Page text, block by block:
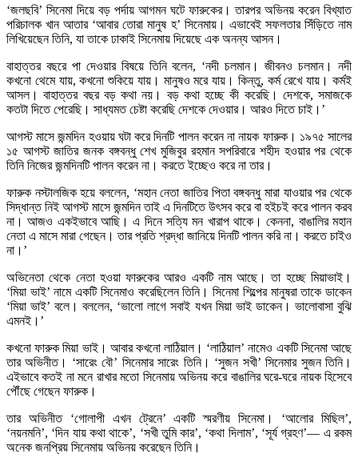
‘জলছবি’ সিনেমা দিয়ে বড় পর্দায় আগমন ঘটে ফারুকের। তারপর অভিনয় করেন বিখ্যাত
পরিচালক খান আতার ‘আবার তোরা মানুষ হ’ সিনেমায়। এভাবেই সফলতার সিঁড়িতে নাম
লিখিয়েছেন তিনি, যা তাকে ঢাকাই সিনেমায় দিয়েছে এক অনন্য আসন।
বাহাত্তর বছরে পা দেওয়ার বিষয়ে তিনি বলেন, ‘নদী চলমান। জীবনও চলমান। নদী
কখনো থেমে যায়, কখনো শুকিয়ে যায়। মানুষও মরে যায়। কিন্তু, কর্ম রেখে যায়। কর্মই
আসল। বাহাত্তর বছর বড় কথা নয়। বড় কথা হচ্ছে কী করেছি। দেশকে, সমাজকে
কতটা দিতে পেরেছি। সাধ্যমত চেষ্টা করেছি দেশকে দেওয়ার। আরও দিতে চাই।’
আগস্ট মাসে জন্মদিন হওয়ায় ঘটা করে দিনটি পালন করেন না নায়ক ফারুক। ১৯৭৫ সালের
১৫ আগস্ট জাতির জনক বঙ্গবন্ধু শেখ মুজিবুর রহমান সপরিবারে শহীদ হওয়ার পর থেকে
তিনি নিজের জন্মদিনটি পালন করেন না। করতে ইচ্ছেও করে না তার।
ফারুক নস্টালজিক হয়ে বললেন, ‘মহান নেতা জাতির পিতা বঙ্গবন্ধু মারা যাওয়ার পর থেকে
সিদ্ধান্ত নিই আগস্ট মাসে জন্মদিন তাই এ দিনটিতে উৎসব করে বা হইচই করে পালন করব
না। আজও একইভাবে আছি। এ দিনে সত্যি মন খারাপ থাকে। কেননা, বাঙালির মহান
নেতা এ মাসে মারা গেছেন। তার প্রতি শ্রদ্ধা জানিয়ে দিনটি পালন করি না। করতে চাইও
না।’
অভিনেতা থেকে নেতা হওয়া ফারুকের আরও একটি নাম আছে। তা হচ্ছে মিয়াভাই।
‘মিয়া ভাই’ নামে একটি সিনেমাও করেছিলেন তিনি। সিনেমা শিল্পের মানুষরা তাকে ডাকেন
‘মিয়া ভাই’ বলে। বললেন, ‘ভালো লাগে সবাই যখন মিয়া ভাই ডাকেন। ভালোবাসা বুঝি
এমনই।’
কখনো ফারুক মিয়া ভাই। আবার কখনো লাঠিয়াল। ‘লাঠিয়াল’ নামেও একটি সিনেমা আছে
তার অভিনীত। ‘সারেং বৌ’ সিনেমার সারেং তিনি। ‘সুজন সখী’ সিনেমার সুজন তিনি।
এইভাবে কতই না মনে রাখার মতো সিনেমায় অভিনয় করে বাঙালির ঘরে-ঘরে নায়ক হিসেবে
পৌঁছে গেছেন ফারুক।
তার অভিনীত ‘গোলাপী এখন ট্রেনে’ একটি স্মরণীয় সিনেমা। ‘আলোর মিছিল’,
‘নয়নমনি’, ‘দিন যায় কথা থাকে’, ‘সখী তুমি কার’, ‘কথা দিলাম’, ‘সূর্য গ্রহণ’— এ রকম
অনেক জনপ্রিয় সিনেমায় অভিনয় করেছেন তিনি।